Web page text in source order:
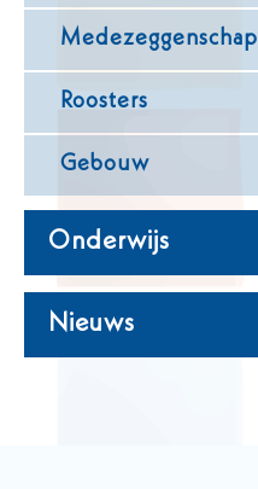
Medezeggenschap
Roosters
Gebouw
Onderwijs
Nieuws